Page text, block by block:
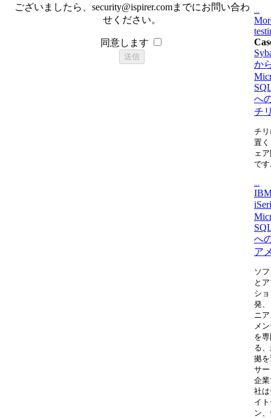
ございましたら、 security@ispirer.comまでにお問い合わ
せください。
同意します
か
へ
チ
チ
置
ェ
で
へ
ア
ソ
と
シ
発
ニ
メ
を
る
拠
サ
企
社
イ
ン